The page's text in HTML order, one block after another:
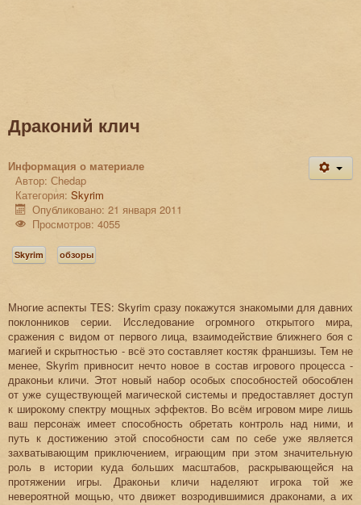
Драконий клич
Информация о материале
Автор: Сhedap
Категория: Skyrim
Опубликовано: 21 января 2011
Просмотров: 4055
Skyrim обзоры
Многие аспекты TES: Skyrim сразу покажутся знакомыми для давних
поклонников серии. Исследование огромного открытого мира,
сражения с видом от первого лица, взаимодействие ближнего боя с
магией и скрытностью - всё это составляет костяк франшизы. Тем не
менее, Skyrim привносит нечто новое в состав игрового процесса -
драконьи кличи. Этот новый набор особых способностей обособлен
от уже существующей магической системы и предоставляет доступ
к широкому спектру мощных эффектов. Во всём игровом мире лишь
ваш персонаж имеет способность обретать контроль над ними, и
путь к достижению этой способности сам по себе уже является
захватывающим приключением, играющим при этом значительную
роль в истории куда больших масштабов, раскрывающейся на
протяжении игры. Драконьи кличи наделяют игрока той же
невероятной мощью, что движет возродившимися драконами, а их